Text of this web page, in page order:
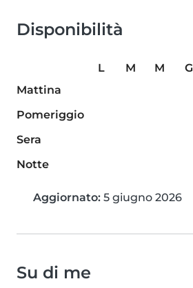
Disponibilità
L M M G
Mattina
Pomeriggio
Sera
Notte
Aggiornato: 5 giugno 2026
Su di me